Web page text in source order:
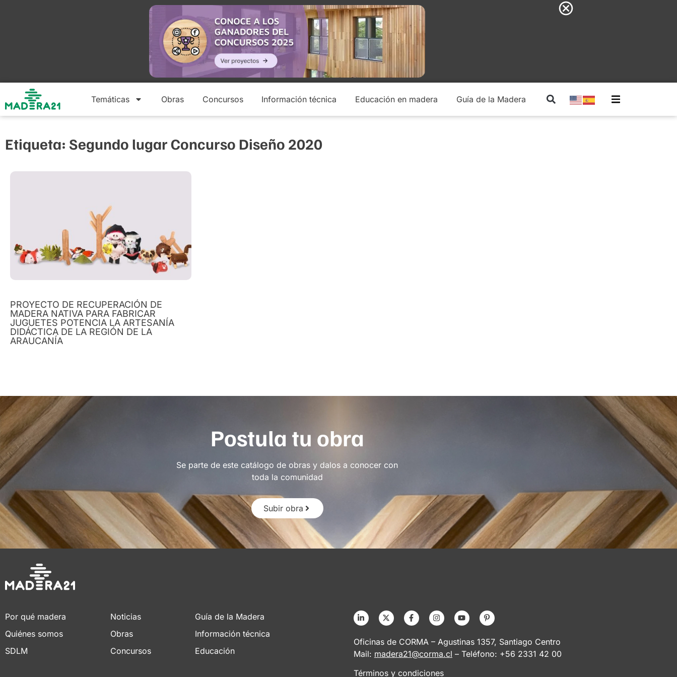
Temáticas Obras Concursos Información técnica Educación en madera Guía de la Madera
Etiqueta: Segundo lugar Concurso Diseño 2020
PROYECTO DE RECUPERACIÓN DE
MADERA NATIVA PARA FABRICAR
JUGUETES POTENCIA LA ARTESANÍA
DIDÁCTICA DE LA REGIÓN DE LA
ARAUCANÍA
Postula tu obra
Se parte de este catálogo de obras y dalos a conocer con
toda la comunidad
Subir obra
Por qué madera
Quiénes somos
SDLM
Noticias
Obras
Concursos
Guía de la Madera
Información técnica
Educación
Oficinas de CORMA – Agustinas 1357, Santiago Centro
Mail: madera21@corma.cl – Teléfono: +56 2331 42 00
Términos y condiciones